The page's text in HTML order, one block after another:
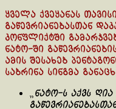
ყველა ქვეყანას
გაწევრიანებასთან
კონფლიქტში
ნატო-ში
ამის შესახებ
საბრინა სინგმა
„ნატო-ს აქვს